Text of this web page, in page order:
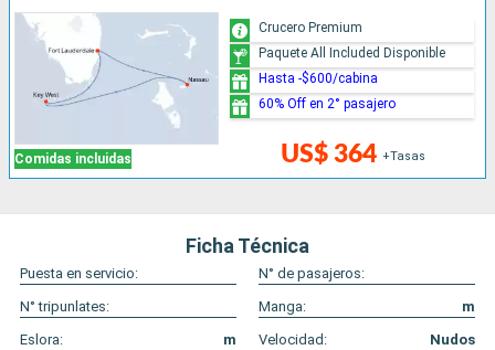
Comidas incluidas US$ 364 +Tasas
Crucero Premium
Paquete All Included Disponible
Hasta -$600/cabina
60% Off en 2° pasajero
Ficha Técnica
Puesta en servicio:
N° de pasajeros:
N° tripunlates:
Manga:
m
Eslora:
m Velocidad: Nudos